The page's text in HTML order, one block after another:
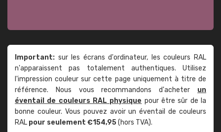
Important: sur les écrans d'ordinateur, les couleurs RAL
n'apparaissent pas totalement authentiques. Utilisez
l'impression couleur sur cette page uniquement à titre de
référence. Nous vous recommandons d'acheter un
éventail de couleurs RAL physique pour être sûr de la
bonne couleur. Vous pouvez avoir un éventail de couleurs
RAL pour seulement €154,95(hors TVA).